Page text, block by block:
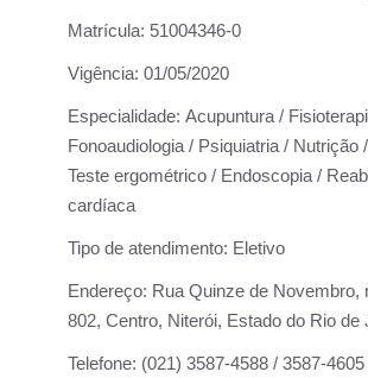
Matrícula: 51004346-0
Vigência: 01/05/2020
Especialidade: Acupuntura /
Fonoaudiologia / Psiquiatria / Nutrição
Teste ergométrico / Endoscopia /
cardíaca
Tipo de atendimento: Eletivo
Endereço: Rua Quinze de Novembro,
802, Centro, Niterói, Estado do Rio de
Telefone: (021) 3587-4588 / 3587-